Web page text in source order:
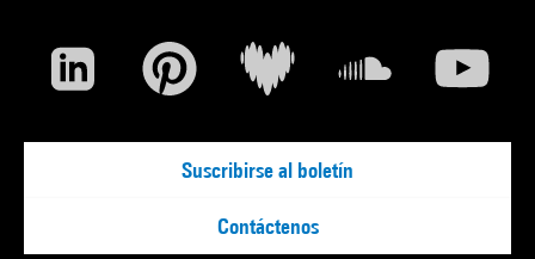
Suscribirse al boletín
Contáctenos